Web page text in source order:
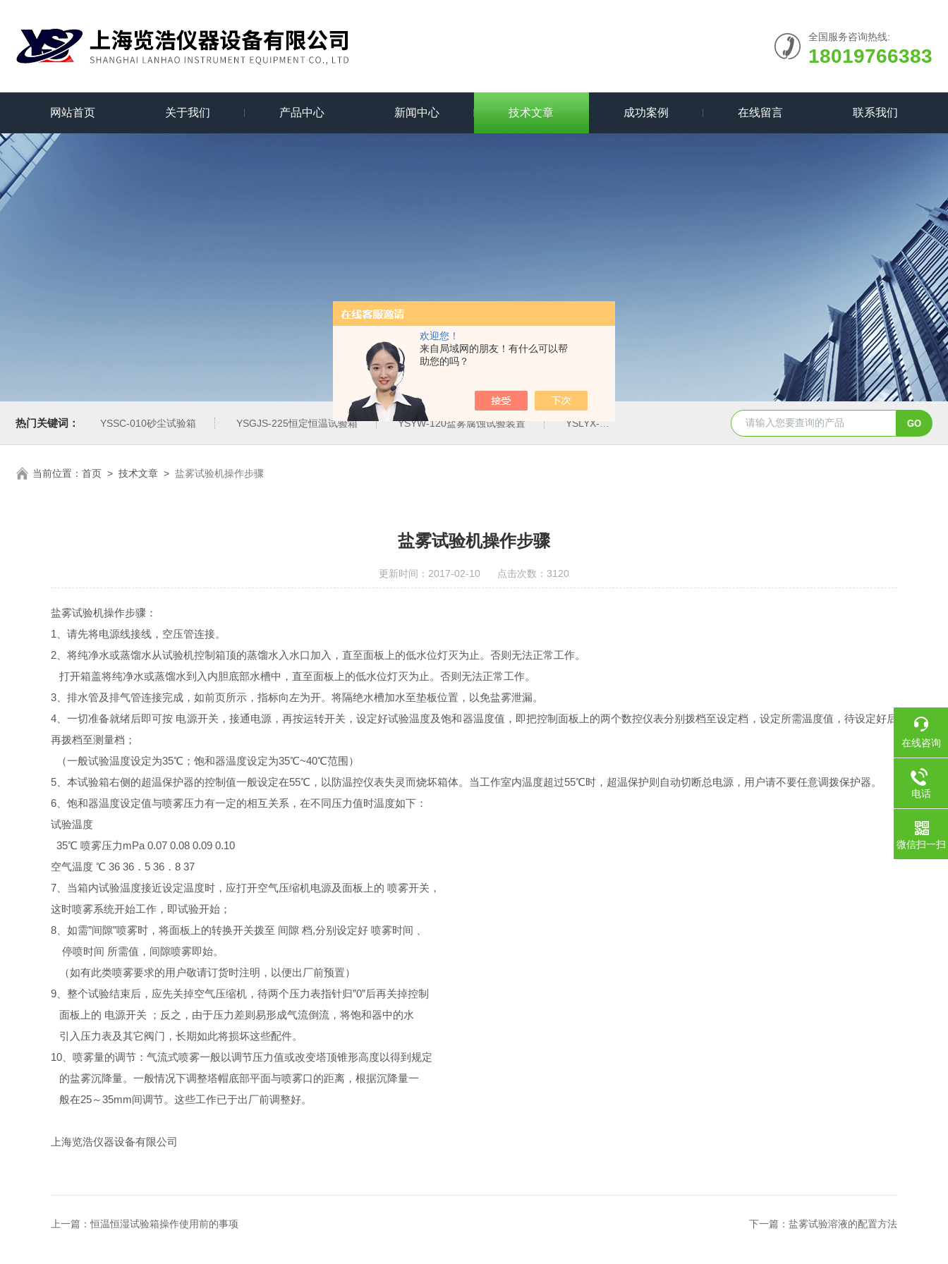
欢迎您！
来自局域网的朋友！有什么可以帮
助您的吗？
全国服务咨询热线:
18019766383
网站首页 关于我们 产品中心 新闻中心 技术文章 成功案例 在线留言 联系我们
热门关键词： YSSC-010砂尘试验箱 YSGJS-225恒定恒温试验箱 YSYW-120盐雾腐蚀试验装置 YSLYX-010防水试验设备 YSCYS-010臭氧老化试验设备
当前位置： 首页 > 技术文章 > 盐雾试验机操作步骤
盐雾试验机操作步骤
更新时间：2017-02-10 点击次数：3120
盐雾试验机操作步骤：
1、请先将电源线接线，空压管连接。
2、将纯净水或蒸馏水从试验机控制箱顶的蒸馏水入水口加入，直至面板上的低水位灯灭为止。否则无法正常工作。
打开箱盖将纯净水或蒸馏水到入内胆底部水槽中，直至面板上的低水位灯灭为止。否则无法正常工作。
3、排水管及排气管连接完成，如前页所示，指标向左为开。将隔绝水槽加水至垫板位置，以免盐雾泄漏。
4、一切准备就绪后即可按 电源开关，接通电源，再按运转开关，设定好试验温度及饱和器温度值，即把控制面板上的两个数控仪表分别拨档至设定档，设定所需温度值，待设定好后
再拨档至测量档；
（一般试验温度设定为35℃；饱和器温度设定为35℃~40℃范围）
5、本试验箱右侧的超温保护器的控制值一般设定在55℃，以防温控仪表失灵而烧坏箱体。当工作室内温度超过55℃时，超温保护则自动切断总电源，用户请不要任意调拨保护器。
6、饱和器温度设定值与喷雾压力有一定的相互关系，在不同压力值时温度如下：
试验温度
35℃ 喷雾压力mPa 0.07 0.08 0.09 0.10
空气温度 ℃ 36 36．5 36．8 37
7、当箱内试验温度接近设定温度时，应打开空气压缩机电源及面板上的 喷雾开关，
这时喷雾系统开始工作，即试验开始；
8、如需”间隙”喷雾时，将面板上的转换开关拨至 间隙 档,分别设定好 喷雾时间 、
停喷时间 所需值，间隙喷雾即始。
（如有此类喷雾要求的用户敬请订货时注明，以便出厂前预置）
9、整个试验结束后，应先关掉空气压缩机，待两个压力表指针归”0”后再关掉控制
面板上的 电源开关 ；反之，由于压力差则易形成气流倒流，将饱和器中的水
引入压力表及其它阀门，长期如此将损坏这些配件。
10、喷雾量的调节：气流式喷雾一般以调节压力值或改变塔顶锥形高度以得到规定
的盐雾沉降量。一般情况下调整塔帽底部平面与喷雾口的距离，根据沉降量一
般在25～35mm间调节。这些工作已于出厂前调整好。
上海览浩仪器设备有限公司
上一篇：恒温恒湿试验箱操作使用前的事项 下一篇： 盐雾试验溶液的配置方法
在线咨询
电话
微信扫一扫